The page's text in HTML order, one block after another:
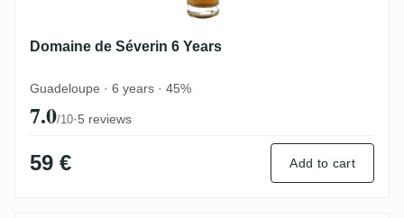
Domaine de Séverin 6 Years
Guadeloupe · 6 years · 45%
7.0/10·5 reviews
59 € Add to cart